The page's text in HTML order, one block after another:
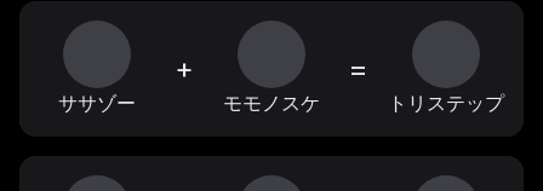
ササゾー
+
モモノスケ
=
トリステップ